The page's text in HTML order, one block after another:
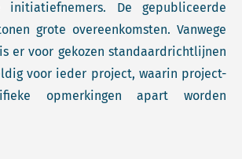
initiatiefnemers. De gepubliceerde
grote overeenkomsten. Vanwege
er voor gekozen standaardrichtlijnen
voor ieder project, waarin project-
opmerkingen apart worden